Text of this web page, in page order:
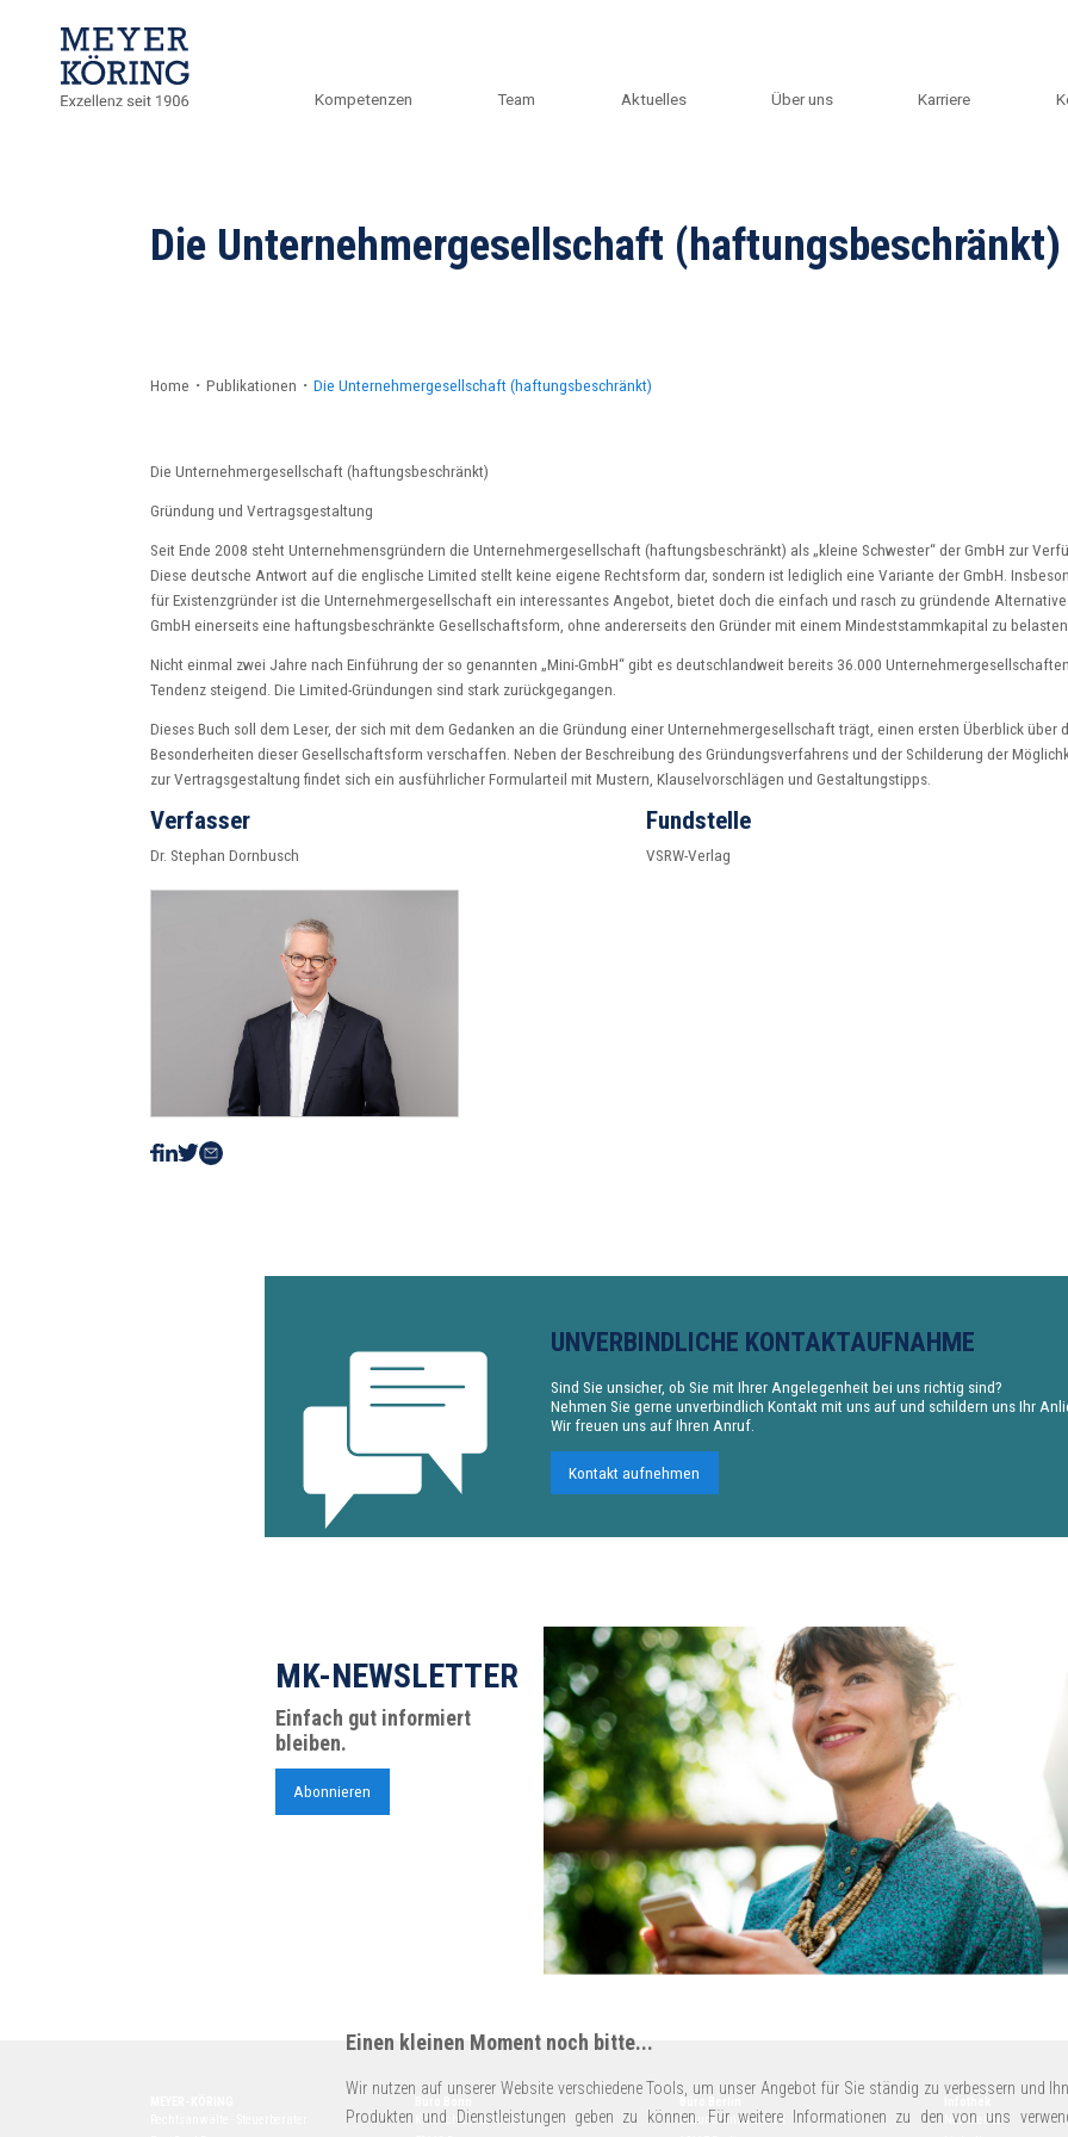
Kompetenzen Team Aktuelles Über uns Karriere
Die Unternehmergesellschaft (haftungsbeschränkt)
Home ・ Publikationen ・ Die Unternehmergesellschaft (haftungsbeschränkt)
Die Unternehmergesellschaft (haftungsbeschränkt)
Gründung und Vertragsgestaltung
Seit Ende 2008 steht Unternehmensgründern die Unternehmergesellschaft (haftungsbeschränkt) als „kleine Schwester“ der GmbH zur
Diese deutsche Antwort auf die englische Limited stellt keine eigene Rechtsform dar, sondern ist lediglich eine Variante der GmbH.
für Existenzgründer ist die Unternehmergesellschaft ein interessantes Angebot, bietet doch die einfach und rasch zu gründende
GmbH einerseits eine haftungsbeschränkte Gesellschaftsform, ohne andererseits den Gründer mit einem Mindeststammkapital zu belasten.
Nicht einmal zwei Jahre nach Einführung der so genannten „Mini-GmbH“ gibt es deutschlandweit bereits 36.000
Tendenz steigend. Die Limited-Gründungen sind stark zurückgegangen.
Dieses Buch soll dem Leser, der sich mit dem Gedanken an die Gründung einer Unternehmergesellschaft trägt, einen ersten Überblick über
Besonderheiten dieser Gesellschaftsform verschaffen. Neben der Beschreibung des Gründungsverfahrens und der Schilderung der
zur Vertragsgestaltung findet sich ein ausführlicher Formularteil mit Mustern, Klauselvorschlägen und Gestaltungstipps.
Verfasser
Dr. Stephan Dornbusch
Fundstelle
VSRW-Verlag
UNVERBINDLICHE KONTAKTAUFNAHME
Sind Sie unsicher, ob Sie mit Ihrer Angelegenheit bei uns richtig sind?
Nehmen Sie gerne unverbindlich Kontakt mit uns auf und schildern uns Ihr
Wir freuen uns auf Ihren Anruf.
Kontakt aufnehmen
MK-NEWSLETTER
Einfach gut informiert
bleiben.
Abonnieren
Kurt-Schumacher-Str. 14
Büro Berlin
Schumannstraße 18
Newsletter
Einen kleinen Moment noch bitte...
Wir nutzen auf unserer Website verschiedene Tools, um unser Angebot für Sie ständig zu verbessern und
Produkten und Dienstleistungen geben zu können. Für weitere Informationen zu den von uns